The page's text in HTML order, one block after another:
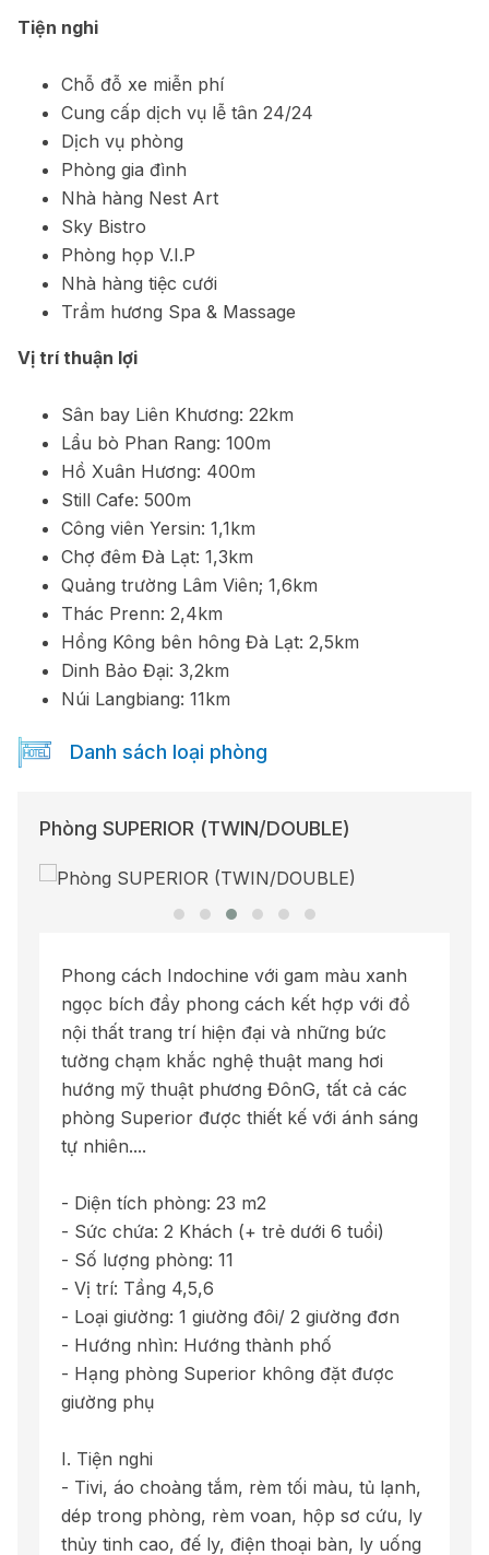
Tiện nghi
Chỗ đỗ xe miễn phí
Cung cấp dịch vụ lễ tân 24/24
Dịch vụ phòng
Phòng gia đình
Nhà hàng Nest Art
Sky Bistro
Phòng họp V.I.P
Nhà hàng tiệc cưới
Trầm hương Spa & Massage
Vị trí thuận lợi
Sân bay Liên Khương: 22km
Lẩu bò Phan Rang: 100m
Hồ Xuân Hương: 400m
Still Cafe: 500m
Công viên Yersin: 1,1km
Chợ đêm Đà Lạt: 1,3km
Quảng trường Lâm Viên; 1,6km
Thác Prenn: 2,4km
Hồng Kông bên hông Đà Lạt: 2,5km
Dinh Bảo Đại: 3,2km
Núi Langbiang: 11km
Danh sách loại phòng
Phòng SUPERIOR (TWIN/DOUBLE)
Phong cách Indochine với gam màu xanh
ngọc bích đầy phong cách kết hợp với đồ
nội thất trang trí hiện đại và những bức
tường chạm khắc nghệ thuật mang hơi
hướng mỹ thuật phương ĐônG, tất cả các
phòng Superior được thiết kế với ánh sáng
tự nhiên....
- Diện tích phòng: 23 m2
- Sức chứa: 2 Khách (+ trẻ dưới 6 tuổi)
- Số lượng phòng: 11
- Vị trí: Tầng 4,5,6
- Loại giường: 1 giường đôi/ 2 giường đơn
- Hướng nhìn: Hướng thành phố
- Hạng phòng Superior không đặt được
giường phụ
I. Tiện nghi
- Tivi, áo choàng tắm, rèm tối màu, tủ lạnh,
dép trong phòng, rèm voan, hộp sơ cứu, ly
thủy tinh cao, đế ly, điện thoại bàn, ly uống